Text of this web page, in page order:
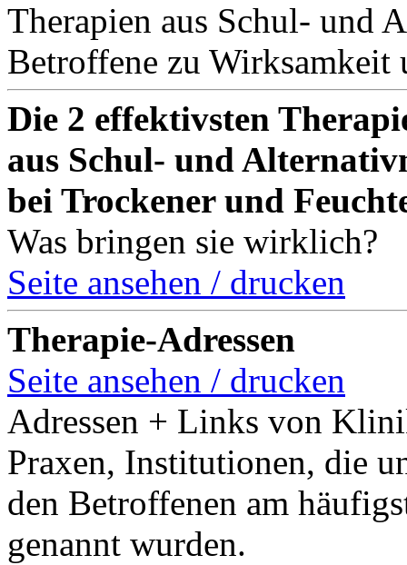
Therapien aus Schul- und
Betroffene zu Wirksamkeit
Die 2 effektivsten
aus Schul- und
bei Trockener und
Was bringen sie wirklich?
Seite ansehen / drucken
Therapie-Adressen
Seite ansehen / drucken
Adressen + Links von
Praxen, Institutionen, die
den Betroffenen am
genannt wurden.